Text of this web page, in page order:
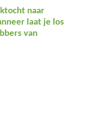
naar
laat je los
van